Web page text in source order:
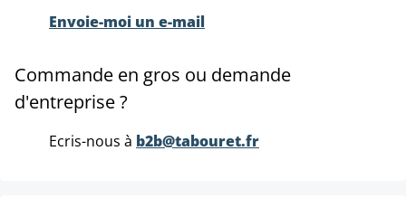
Envoie-moi un e-mail
Commande en gros ou demande
d'entreprise ?
Ecris-nous à b2b@tabouret.fr